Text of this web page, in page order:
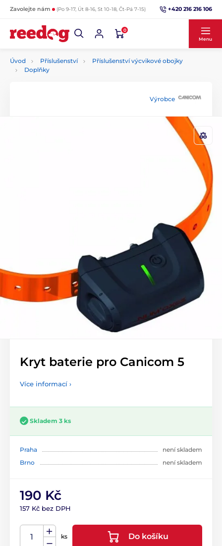
Zavolejte nám (Po 9-17, Út 8-16, St 10-18, Čt-Pá 7-15) +420 216 216 106
0
Menu
Úvod Příslušenství
Příslušenství výcvikové obojky
Doplňky
Výrobce
Kryt baterie pro Canicom 5
Více informací ›
Skladem 3 ks
Praha
není skladem
Brno
není skladem
190 Kč
157 Kč bez DPH
ks Do košíku